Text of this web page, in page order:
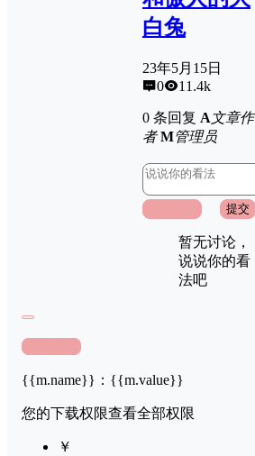
白兔
23年5月15日
0
11.4k
0 条回复 A文章作
者 M管理员
提交
暂无讨论，
说说你的看
法吧
查看演示
{{m.name}} ： {{m.value}}
您的下载权限查看全部权限
￥